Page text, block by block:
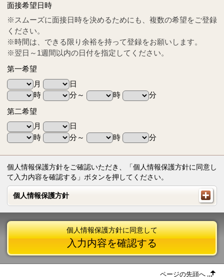
Tel
0570-55-0314
面接希望日時
※スムーズに面接日時を決めるためにも、複数の希望をご登録
ください。
※時間は、できる限り余裕を持って登録をお願いします。
※翌日～1週間以内の日付を指定してください。
第一希望
月
日
時
分～ 時
分
第二希望
月
日
時
分～ 時 分
個人情報保護方針をご確認いただき、「個人情報保護方針に同意し
て入力内容を確認する」ボタンを押してください。
個人情報保護方針
個人情報保護方針
個人情報保護方針に同意して
入力内容を確認する
ページの先頭へ